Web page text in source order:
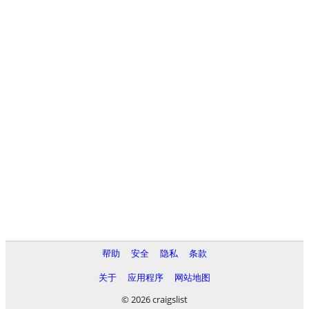
帮助 安全 隐私
条款
关于
应用程序
网站地图
© 2026 craigslist